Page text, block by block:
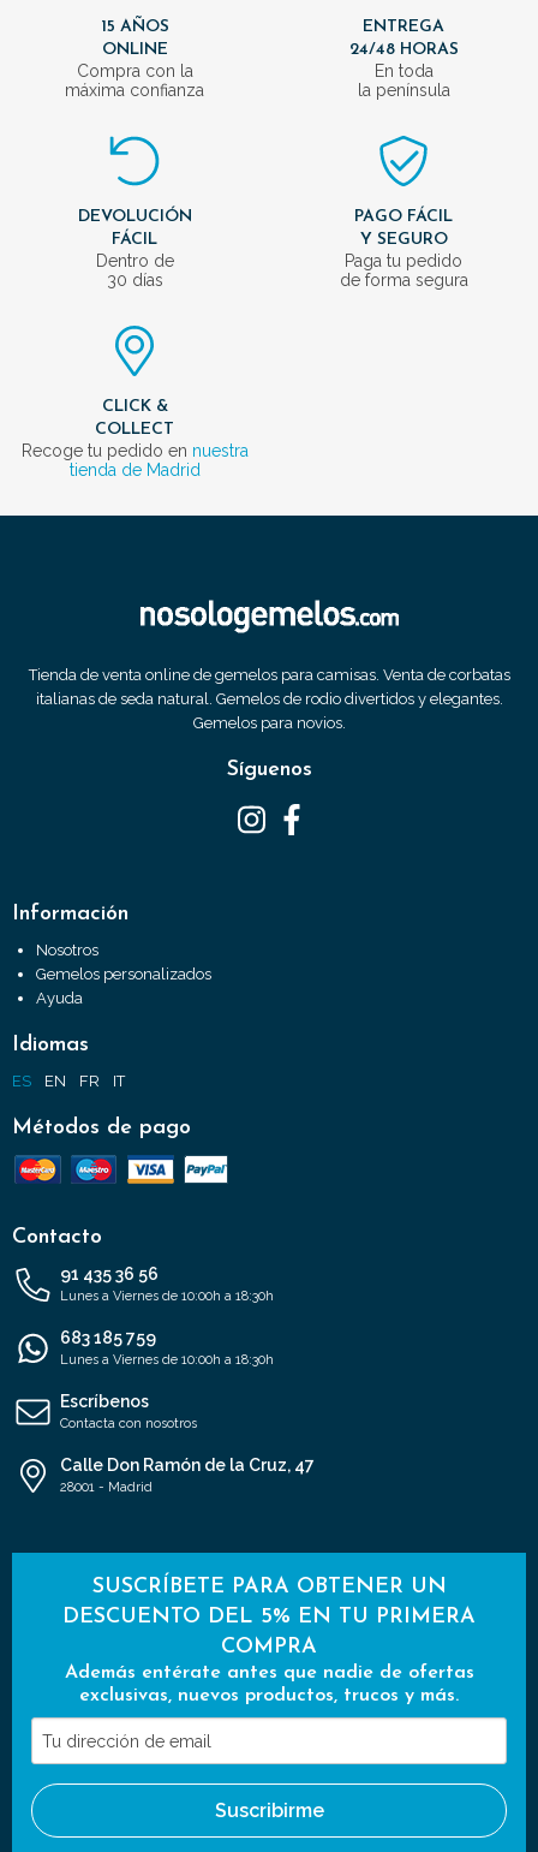
15 AÑOS
ONLINE
Compra con la
máxima confianza
ENTREGA
24/48 HORAS
En toda
la península
DEVOLUCIÓN
FÁCIL
Dentro de
30 días
PAGO FÁCIL
Y SEGURO
Paga tu pedido
de forma segura
CLICK &
COLLECT
Recoge tu pedido en nuestra
tienda de Madrid
Tienda de venta online de gemelos para camisas. Venta de corbatas
italianas de seda natural. Gemelos de rodio divertidos y elegantes.
Gemelos para novios.
Síguenos
Información
Nosotros
Gemelos personalizados
Ayuda
Idiomas
ES EN FR IT
Métodos de pago
Contacto
91 435 36 56
Lunes a Viernes de 10:00h a 18:30h
683 185 759
Lunes a Viernes de 10:00h a 18:30h
Escríbenos
Contacta con nosotros
Calle Don Ramón de la Cruz, 47
28001 - Madrid
SUSCRÍBETE PARA OBTENER UN
DESCUENTO DEL 5% EN TU PRIMERA
COMPRA
Además entérate antes que nadie de ofertas
exclusivas, nuevos productos, trucos y más.
Tu
dirección
de
email
Suscribirme